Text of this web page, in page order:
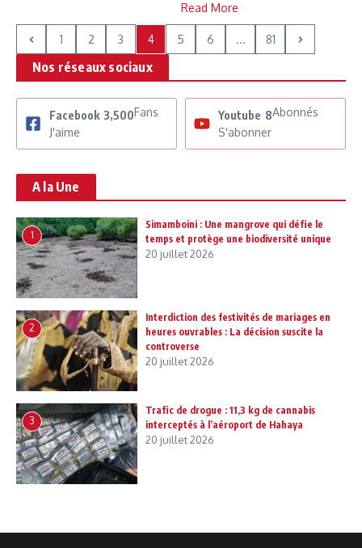
Read More
1 2 3 4 5 6 ... 81
Nos réseaux sociaux
Facebook 3,500Fans
J'aime
Youtube 8Abonnés
S'abonner
A la Une
1
Simamboini : Une mangrove qui défie le
temps et protège une biodiversité unique
20 juillet 2026
2
Interdiction des festivités de mariages en
heures ouvrables : La décision suscite la
controverse
20 juillet 2026
3
Trafic de drogue : 11,3 kg de cannabis
interceptés à l’aéroport de Hahaya
20 juillet 2026